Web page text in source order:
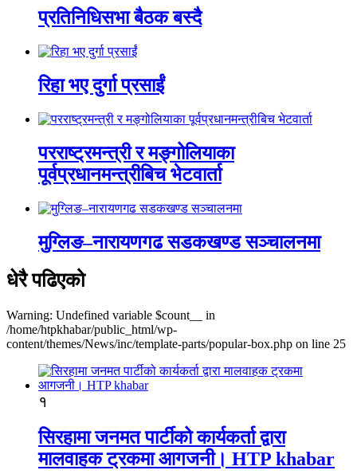
प्रतिनिधिसभा बैठक बस्दै
रिहा भए दुर्गा प्रसाईं
परराष्ट्रमन्त्री र मङ्गोलियाका
पूर्वप्रधानमन्त्रीबिच भेटवार्ता
मुग्लिङ–नारायणगढ सडकखण्ड सञ्चालनमा
धेरै पढिएको
Warning: Undefined variable $count__ in
/home/htpkhabar/public_html/wp-
content/themes/News/inc/template-parts/popular-box.php on line 25
१
सिरहामा जनमत पार्टीको कार्यकर्ता द्वारा
मालवाहक ट्रकमा आगजनी। HTP khabar